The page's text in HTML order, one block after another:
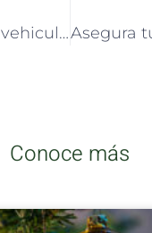
El seguro de vehiculos perfecto para ti
Conoce más